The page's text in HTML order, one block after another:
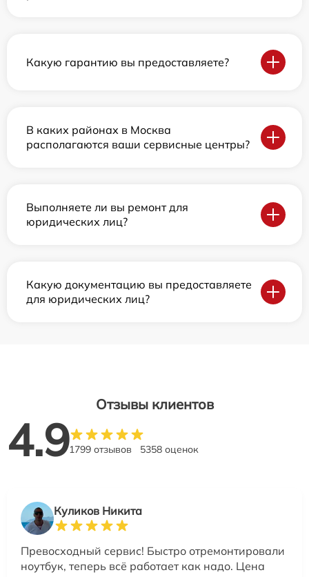
Какую гарантию вы предоставляете?
В каких районах в Москва
располагаются ваши сервисные центры?
Выполняете ли вы ремонт для
юридических лиц?
Какую документацию вы предоставляете
для юридических лиц?
Отзывы клиентов
4.91799 отзывов 5358 оценок
Куликов Никита
Превосходный сервис! Быстро отремонтировали
ноутбук, теперь всё работает как надо. Цена